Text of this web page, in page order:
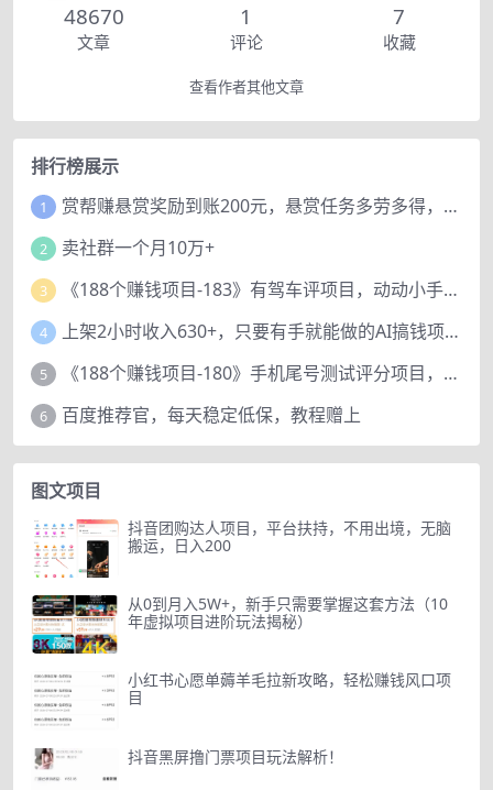
48670
文章
1
评论
7
收藏
查看作者其他文章
排行榜展示
1 赏帮赚悬赏奖励到账200元，悬赏任务多劳多得，人人可做。
2 卖社群一个月10万+
3 《188个赚钱项目-183》有驾车评项目，动动小手，复制粘贴赚44元！
4 上架2小时收入630+，只要有手就能做的AI搞钱项目，奶奶看完都能学会!
5 《188个赚钱项目-180》手机尾号测试评分项目，短视频直播日赚200+
6 百度推荐官，每天稳定低保，教程赠上
图文项目
抖音团购达人项目，平台扶持，不用出境，无脑
搬运，日入200
从0到月入5W+，新手只需要掌握这套方法（10
年虚拟项目进阶玩法揭秘）
小红书心愿单薅羊毛拉新攻略，轻松赚钱风口项
目
抖音黑屏撸门票项目玩法解析！